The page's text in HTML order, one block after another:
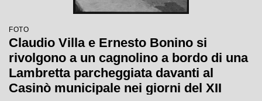
FOTO
Claudio Villa e Ernesto Bonino si
rivolgono a un cagnolino a bordo di una
Lambretta parcheggiata davanti al
Casinò municipale nei giorni del XII